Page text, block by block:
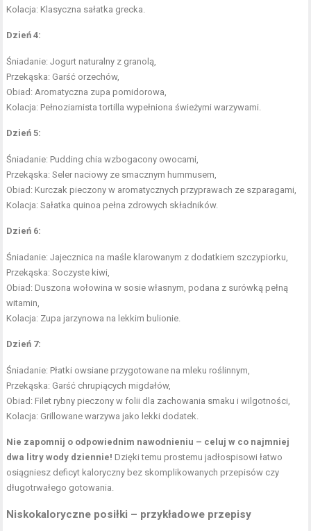
Kolacja: Klasyczna sałatka grecka.
Dzień 4:
Śniadanie: Jogurt naturalny z granolą,
Przekąska: Garść orzechów,
Obiad: Aromatyczna zupa pomidorowa,
Kolacja: Pełnoziarnista tortilla wypełniona świeżymi warzywami.
Dzień 5:
Śniadanie: Pudding chia wzbogacony owocami,
Przekąska: Seler naciowy ze smacznym hummusem,
Obiad: Kurczak pieczony w aromatycznych przyprawach ze szparagami,
Kolacja: Sałatka quinoa pełna zdrowych składników.
Dzień 6:
Śniadanie: Jajecznica na maśle klarowanym z dodatkiem szczypiorku,
Przekąska: Soczyste kiwi,
Obiad: Duszona wołowina w sosie własnym, podana z surówką pełną
witamin,
Kolacja: Zupa jarzynowa na lekkim bulionie.
Dzień 7:
Śniadanie: Płatki owsiane przygotowane na mleku roślinnym,
Przekąska: Garść chrupiących migdałów,
Obiad: Filet rybny pieczony w folii dla zachowania smaku i wilgotności,
Kolacja: Grillowane warzywa jako lekki dodatek.
Nie zapomnij o odpowiednim nawodnieniu – celuj w co najmniej
dwa litry wody dziennie! Dzięki temu prostemu jadłospisowi łatwo
osiągniesz deficyt kaloryczny bez skomplikowanych przepisów czy
długotrwałego gotowania.
Niskokaloryczne posiłki – przykładowe przepisy